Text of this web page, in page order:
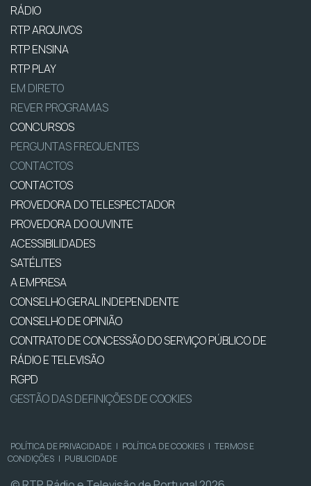
RÁDIO
RTP ARQUIVOS
RTP ENSINA
RTP PLAY
EM DIRETO
REVER PROGRAMAS
CONCURSOS
PERGUNTAS FREQUENTES
CONTACTOS
CONTACTOS
PROVEDORA DO TELESPECTADOR
PROVEDORA DO OUVINTE
ACESSIBILIDADES
SATÉLITES
A EMPRESA
CONSELHO GERAL INDEPENDENTE
CONSELHO DE OPINIÃO
CONTRATO DE CONCESSÃO DO SERVIÇO PÚBLICO DE
RÁDIO E TELEVISÃO
RGPD
GESTÃO DAS DEFINIÇÕES DE COOKIES
POLÍTICA DE PRIVACIDADE | POLÍTICA DE COOKIES | TERMOS E
CONDIÇÕES | PUBLICIDADE